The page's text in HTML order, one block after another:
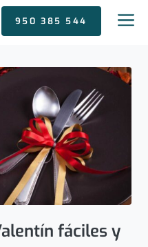
950 385 544
fáciles y